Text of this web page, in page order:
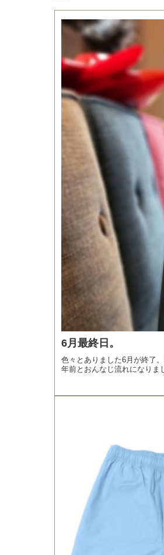
6月最終日。
色々とありました6月が終了
年前とおんなじ流れになりま